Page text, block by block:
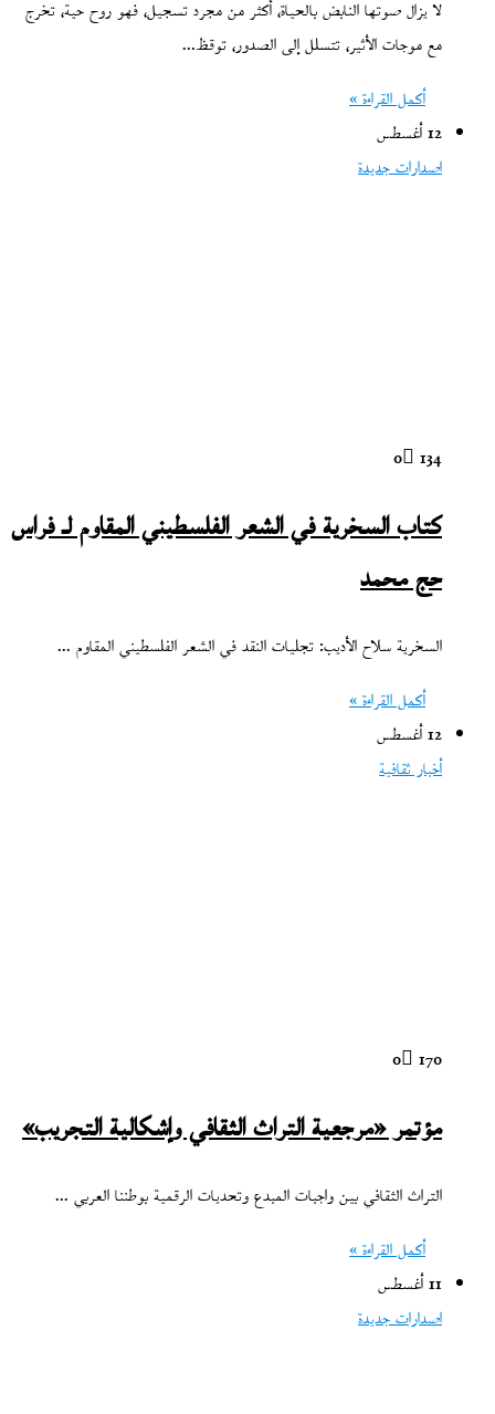
لا يزال صوتها النابض بالحياة، أكثر من مجرد تسجيل، فهو روح حية، تخرج
مع موجات الأثير، تتسلل إلى الصدور، توقظ…
أكمل القراءة »
12 أغسطس
اصدارات جديدة
0 134
كتاب السخرية في الشعر الفلسطيني المقاوم لـ فراس
حج محمد
السخرية سلاح الأديب: تجليات النقد في الشعر الفلسطيني المقاوم ...
أكمل القراءة »
12 أغسطس
أخبار ثقافية
0 170
مؤتمر «مرجعية التراث الثقافي وإشكالية التجريب»
التراث الثقافي بين واجبات المبدع وتحديات الرقمية بوطننا العربي ...
أكمل القراءة »
11 أغسطس
اصدارات جديدة